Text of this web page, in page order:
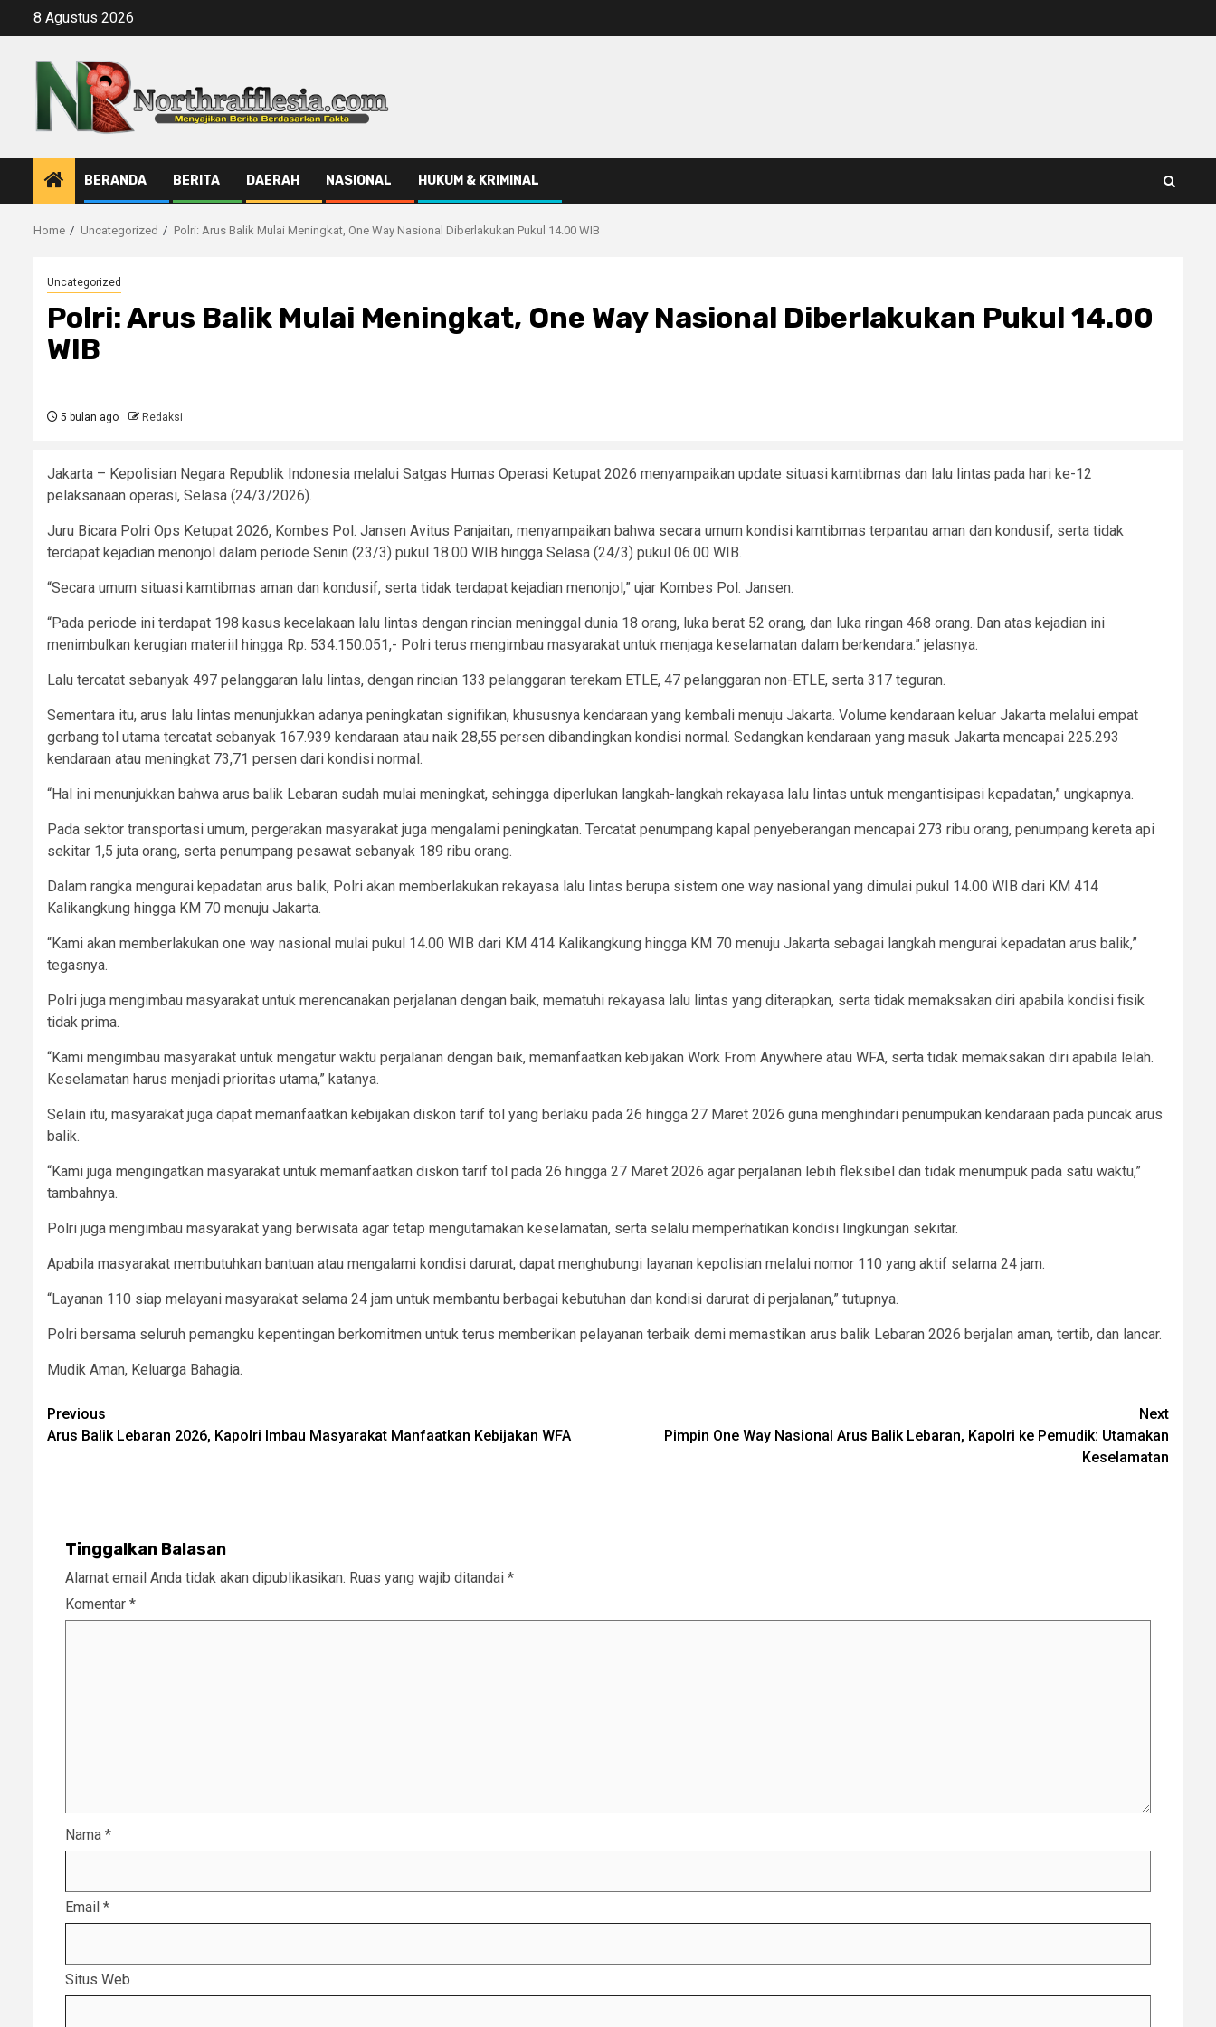
8 Agustus 2026
BERANDA BERITA DAERAH NASIONAL HUKUM & KRIMINAL
Home Uncategorized Polri: Arus Balik Mulai Meningkat, One Way Nasional Diberlakukan Pukul 14.00 WIB
Uncategorized
Polri: Arus Balik Mulai Meningkat, One Way Nasional Diberlakukan Pukul 14.00
WIB
5 bulan ago Redaksi
Jakarta – Kepolisian Negara Republik Indonesia melalui Satgas Humas Operasi Ketupat 2026 menyampaikan update situasi kamtibmas dan lalu lintas pada hari ke-12
pelaksanaan operasi, Selasa (24/3/2026).
Juru Bicara Polri Ops Ketupat 2026, Kombes Pol. Jansen Avitus Panjaitan, menyampaikan bahwa secara umum kondisi kamtibmas terpantau aman dan kondusif, serta tidak
terdapat kejadian menonjol dalam periode Senin (23/3) pukul 18.00 WIB hingga Selasa (24/3) pukul 06.00 WIB.
“Secara umum situasi kamtibmas aman dan kondusif, serta tidak terdapat kejadian menonjol,” ujar Kombes Pol. Jansen.
“Pada periode ini terdapat 198 kasus kecelakaan lalu lintas dengan rincian meninggal dunia 18 orang, luka berat 52 orang, dan luka ringan 468 orang. Dan atas kejadian ini
menimbulkan kerugian materiil hingga Rp. 534.150.051,- Polri terus mengimbau masyarakat untuk menjaga keselamatan dalam berkendara.” jelasnya.
Lalu tercatat sebanyak 497 pelanggaran lalu lintas, dengan rincian 133 pelanggaran terekam ETLE, 47 pelanggaran non-ETLE, serta 317 teguran.
Sementara itu, arus lalu lintas menunjukkan adanya peningkatan signifikan, khususnya kendaraan yang kembali menuju Jakarta. Volume kendaraan keluar Jakarta melalui empat
gerbang tol utama tercatat sebanyak 167.939 kendaraan atau naik 28,55 persen dibandingkan kondisi normal. Sedangkan kendaraan yang masuk Jakarta mencapai 225.293
kendaraan atau meningkat 73,71 persen dari kondisi normal.
“Hal ini menunjukkan bahwa arus balik Lebaran sudah mulai meningkat, sehingga diperlukan langkah-langkah rekayasa lalu lintas untuk mengantisipasi kepadatan,” ungkapnya.
Pada sektor transportasi umum, pergerakan masyarakat juga mengalami peningkatan. Tercatat penumpang kapal penyeberangan mencapai 273 ribu orang, penumpang kereta api
sekitar 1,5 juta orang, serta penumpang pesawat sebanyak 189 ribu orang.
Dalam rangka mengurai kepadatan arus balik, Polri akan memberlakukan rekayasa lalu lintas berupa sistem one way nasional yang dimulai pukul 14.00 WIB dari KM 414
Kalikangkung hingga KM 70 menuju Jakarta.
“Kami akan memberlakukan one way nasional mulai pukul 14.00 WIB dari KM 414 Kalikangkung hingga KM 70 menuju Jakarta sebagai langkah mengurai kepadatan arus balik,”
tegasnya.
Polri juga mengimbau masyarakat untuk merencanakan perjalanan dengan baik, mematuhi rekayasa lalu lintas yang diterapkan, serta tidak memaksakan diri apabila kondisi fisik
tidak prima.
“Kami mengimbau masyarakat untuk mengatur waktu perjalanan dengan baik, memanfaatkan kebijakan Work From Anywhere atau WFA, serta tidak memaksakan diri apabila lelah.
Keselamatan harus menjadi prioritas utama,” katanya.
Selain itu, masyarakat juga dapat memanfaatkan kebijakan diskon tarif tol yang berlaku pada 26 hingga 27 Maret 2026 guna menghindari penumpukan kendaraan pada puncak arus
balik.
“Kami juga mengingatkan masyarakat untuk memanfaatkan diskon tarif tol pada 26 hingga 27 Maret 2026 agar perjalanan lebih fleksibel dan tidak menumpuk pada satu waktu,”
tambahnya.
Polri juga mengimbau masyarakat yang berwisata agar tetap mengutamakan keselamatan, serta selalu memperhatikan kondisi lingkungan sekitar.
Apabila masyarakat membutuhkan bantuan atau mengalami kondisi darurat, dapat menghubungi layanan kepolisian melalui nomor 110 yang aktif selama 24 jam.
“Layanan 110 siap melayani masyarakat selama 24 jam untuk membantu berbagai kebutuhan dan kondisi darurat di perjalanan,” tutupnya.
Polri bersama seluruh pemangku kepentingan berkomitmen untuk terus memberikan pelayanan terbaik demi memastikan arus balik Lebaran 2026 berjalan aman, tertib, dan lancar.
Mudik Aman, Keluarga Bahagia.
Post
navigation
Previous
Arus Balik Lebaran 2026, Kapolri Imbau Masyarakat Manfaatkan Kebijakan WFA
Next
Pimpin One Way Nasional Arus Balik Lebaran, Kapolri ke Pemudik: Utamakan
Keselamatan
Tinggalkan Balasan
Alamat email Anda tidak akan dipublikasikan. Ruas yang wajib ditandai *
Komentar *
Nama *
Email *
Situs Web